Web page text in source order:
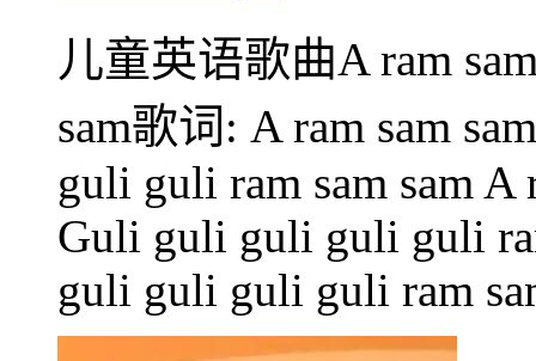
儿童英语歌曲A ram
sam歌词: A ram sam
guli guli ram sam sam A
Guli guli guli guli guli
guli guli guli guli ram